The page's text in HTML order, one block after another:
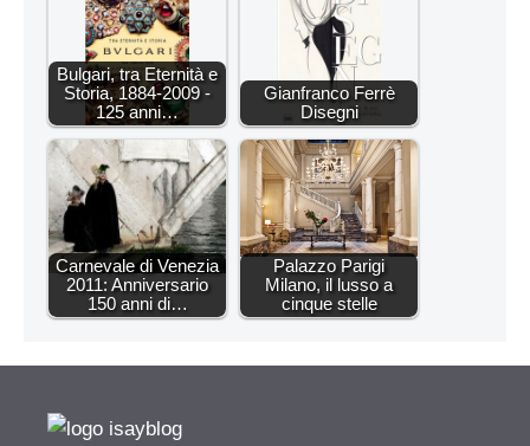
Bulgari, tra Eternità e
Storia, 1884-2009 -
125 anni…
Gianfranco Ferrè
Disegni
Carnevale di Venezia
2011: Anniversario
150 anni di…
Palazzo Parigi
Milano, il lusso a
cinque stelle